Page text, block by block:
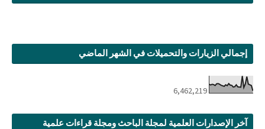
إجمالي الزيارات والتحميلات في الشهر الماضي
6,462,219
آخر الإصدارات العلمية لمجلة الباحث ومجلة قراءات علمية